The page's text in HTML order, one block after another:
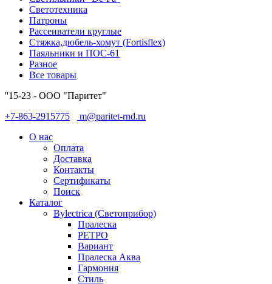
Светотехника
Патроны
Рассеиватели круглые
Стяжка,дюбель-хомут (Fortisflex)
Паяльники и ПОС-61
Разное
Все товары
''15-23 - ООО "Паритет"
+7-863-2915775
m@paritet-rnd.ru
О нас
Оплата
Доставка
Контакты
Сертификаты
Поиск
Каталог
Bylectrica (Светоприбор)
Пралеска
РЕТРО
Вариант
Пралеска Аква
Гармония
Стиль